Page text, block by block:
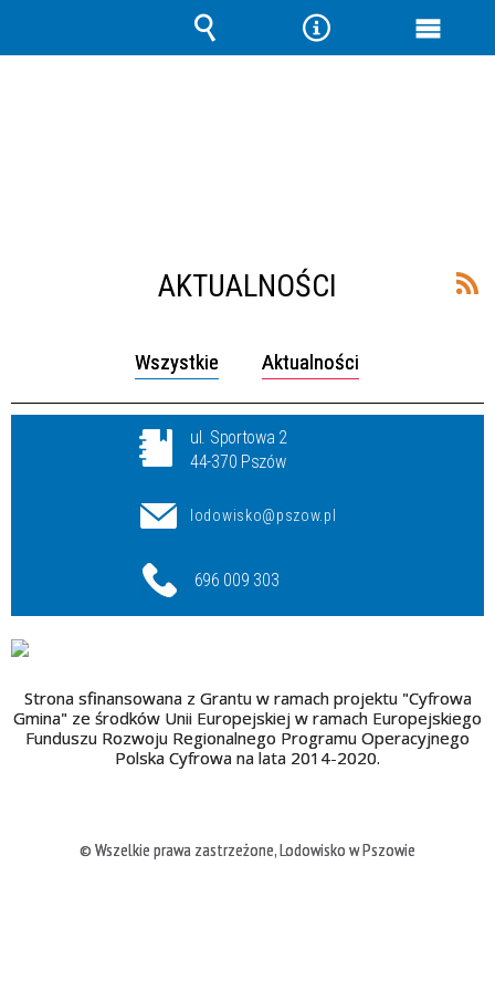
AKTUALNOŚCI
Wszystkie Aktualności
ul. Sportowa 2
44-370 Pszów
lodowisko@pszow.pl
696 009 303
Strona sfinansowana z Grantu w ramach projektu "Cyfrowa
Gmina" ze środków Unii Europejskiej w ramach Europejskiego
Funduszu Rozwoju Regionalnego Programu Operacyjnego
Polska Cyfrowa na lata 2014-2020.
© Wszelkie prawa zastrzeżone, Lodowisko w Pszowie
WyszukiwarkaNarzędziaMenu